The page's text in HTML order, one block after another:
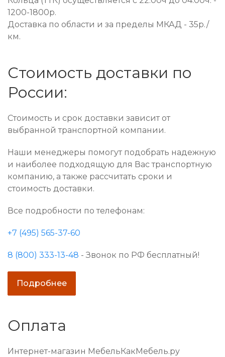
1200-1800р.
Доставка по области и за пределы МКАД - 35р./
км.
Стоимость доставки по
России:
Стоимость и срок доставки зависит от
выбранной транспортной компании.
Наши менеджеры помогут подобрать надежную
и наиболее подходящую для Вас транспортную
компанию, а также рассчитать сроки и
стоимость доставки.
Все подробности по телефонам:
+7 (495) 565-37-60
8 (800) 333-13-48 - Звонок по РФ бесплатный!
Подробнее
Оплата
Интернет-магазин МебельКакМебель.ру